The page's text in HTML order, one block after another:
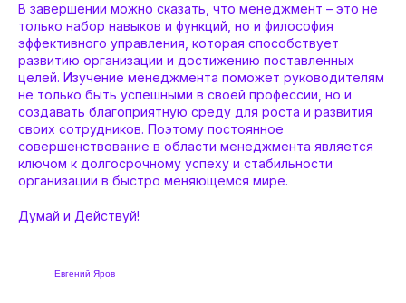
В завершении можно сказать, что менеджмент – это не
только набор навыков и функций, но и философия
эффективного управления, которая способствует
развитию организации и достижению поставленных
целей. Изучение менеджмента поможет руководителям
не только быть успешными в своей профессии, но и
создавать благоприятную среду для роста и развития
своих сотрудников. Поэтому постоянное
совершенствование в области менеджмента является
ключом к долгосрочному успеху и стабильности
организации в быстро меняющемся мире.
Думай и Действуй!
Евгений Яров